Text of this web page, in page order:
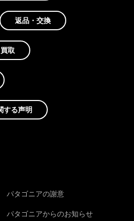
返品・交換
買取
する声明
パタゴニアの謝意
パタゴニアからのお知らせ